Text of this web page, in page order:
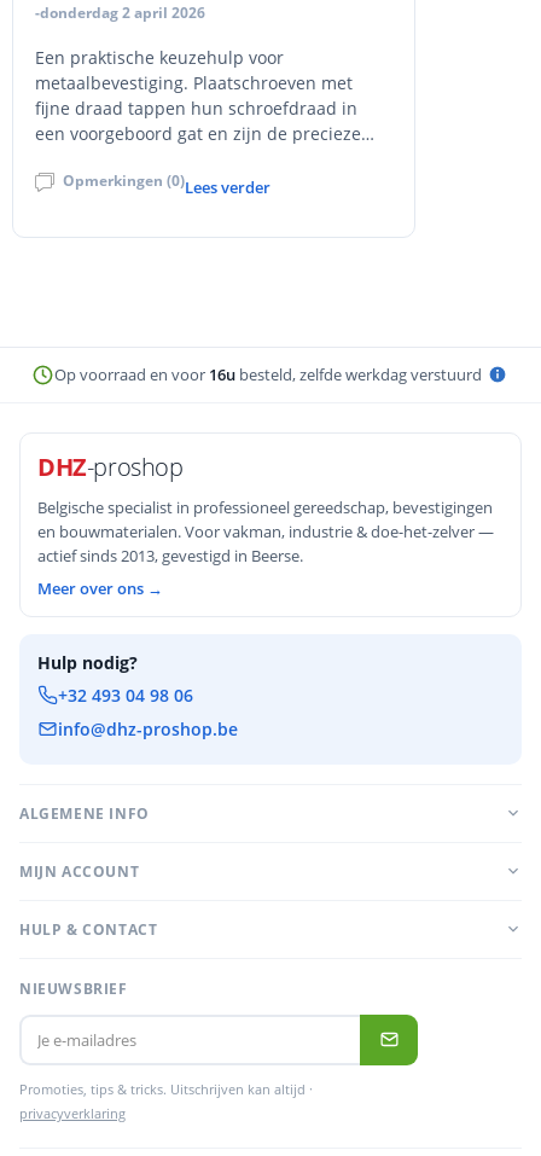
-donderdag 2 april 2026
Een praktische keuzehulp voor
metaalbevestiging. Plaatschroeven met
fijne draad tappen hun schroefdraad in
een voorgeboord gat en zijn de precieze
tappen in één beweging en zijn de snelle
zelftappend en zelfborend, de juiste
Opmerkingen (0)Lees verder
Op voorraad en voor 16ubesteld, zelfde werkdag verstuurd
DHZ-proshop
Belgische specialist in professioneel gereedschap, bevestigingen
en bouwmaterialen. Voor vakman, industrie & doe-het-zelver —
actief sinds 2013, gevestigd in Beerse.
Meer over ons →
Hulp nodig?
+32 493 04 98 06
info@dhz-proshop.be
ALGEMENE INFO
MIJN ACCOUNT
HULP & CONTACT
NIEUWSBRIEF
Promoties, tips & tricks. Uitschrijven kan altijd ·
privacyverklaring